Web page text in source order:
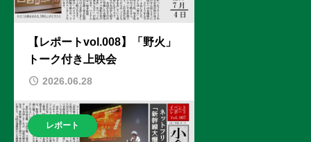
【レポートvol.008】「野火」
トーク付き上映会
2026.06.28
レポート